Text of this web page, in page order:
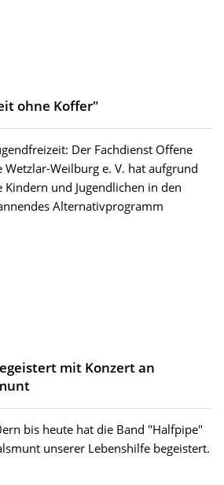
ohne Koffer"
Der Fachdienst Offene
Weilburg e. V. hat aufgrund
Kindern und Jugendlichen in den
Alternativprogramm
mit Konzert an
bis heute hat die Band "Halfpipe"
unserer Lebenshilfe begeistert.